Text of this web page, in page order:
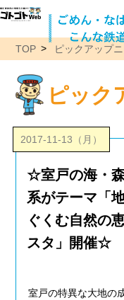
TOP ピックアップ
ピック
2017-11-13（月）
☆室戸の海・
系がテーマ「
ぐくむ自然の
スタ」開催☆
室戸の特異な大地の